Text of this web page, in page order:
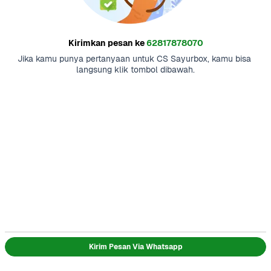
Kirimkan pesan ke62817878070
Jika kamu punya pertanyaan untuk CS Sayurbox, kamu bisa
langsung klik tombol dibawah.
Kirim Pesan Via Whatsapp